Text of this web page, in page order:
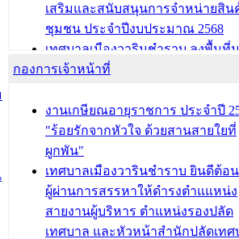
บทความ อื่นๆ ...
เสริมและสนับสนุนการจำหน่ายสิน
ชุมชน ประจำปีงบประมาณ 2568
เทศบาลเมืองวารินชำราบ ลงพื้นที่
น้ำดื่มแก่ผู้พักอาศัย ณ ศูนย์พักพิง
กองสวัสดิการสังคม เทศบาลเมือง
วารินชำราบ จัดโครงการอบรมอาชี
ระยะสั้น ประจำปี 2568 (หลักสูตรกา
ถักทอผลิตภัณฑ์จากถุงพลาสติก)
บทความ อื่นๆ ...
กองการเจ้าหน้าที่
งานเกษียณอายุราชการ ประจำปี
"ร้อยรักจากหัวใจ ด้วยสานสายใยที่
ผูกพัน"
เทศบาลเมืองวารินชำราบ ยินดีต้อ
ผู้ผ่านการสรรหาให้ดำรงตำแแหน่ง
สายงานผู้บริหาร ตำแหน่งรองปลัด
เทศบาล และหัวหน้าสำนักปลัดเทศ